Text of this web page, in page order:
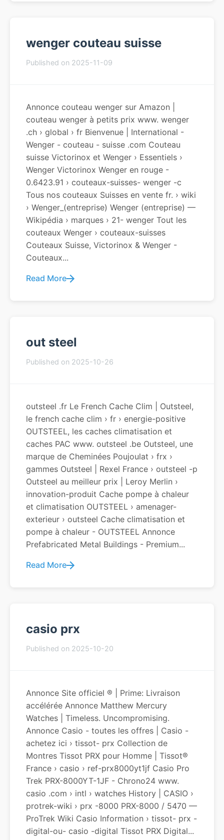
wenger couteau suisse
Published on 2025-11-09
Annonce couteau wenger sur Amazon |
couteau wenger à petits prix www. wenger
.ch › global › fr Bienvenue | International -
Wenger - couteau - suisse .com Couteau
suisse Victorinox et Wenger › Essentiels ›
Wenger Victorinox Wenger en rouge -
0.6423.91 › couteaux-suisses- wenger -c
Tous nos couteaux Suisses en vente fr. › wiki
› Wenger_(entreprise) Wenger (entreprise) —
Wikipédia › marques › 21- wenger Tout les
couteaux Wenger › couteaux-suisses
Couteaux Suisse, Victorinox & Wenger -
Couteaux...
Read More
out steel
Published on 2025-10-26
outsteel .fr Le French Cache Clim | Outsteel,
le french cache clim › fr › energie-positive
OUTSTEEL, les caches climatisation et
caches PAC www. outsteel .be Outsteel, une
marque de Cheminées Poujoulat › frx ›
gammes Outsteel | Rexel France › outsteel -p
Outsteel au meilleur prix | Leroy Merlin ›
innovation-produit Cache pompe à chaleur
et climatisation OUTSTEEL › amenager-
exterieur › outsteel Cache climatisation et
pompe à chaleur - OUTSTEEL Annonce
Prefabricated Metal Buildings - Premium...
Read More
casio prx
Published on 2025-10-20
Annonce Site officiel ® | Prime: Livraison
accélérée Annonce Matthew Mercury
Watches | Timeless. Uncompromising.
Annonce Casio - toutes les offres | Casio -
achetez ici › tissot- prx Collection de
Montres Tissot PRX pour Homme | Tissot®
France › casio › ref-prx8000yt1jf Casio Pro
Trek PRX-8000YT-1JF - Chrono24 www.
casio .com › intl › watches History | CASIO ›
protrek-wiki › prx -8000 PRX-8000 / 5470 —
ProTrek Wiki Casio Information › tissot- prx -
digital-ou- casio -digital Tissot PRX Digital...